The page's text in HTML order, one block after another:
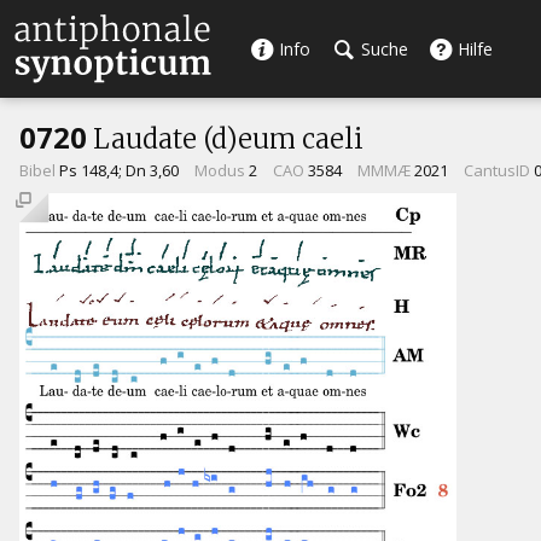
Info Suche Hilfe
0720 Laudate (d)eum caeli
Bibel Ps 148,4; Dn 3,60 Modus 2 CAO 3584 MMMÆ2021 CantusID